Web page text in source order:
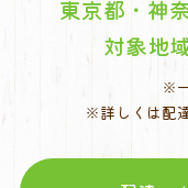
東京都・神
対象地
※
※詳しくは配